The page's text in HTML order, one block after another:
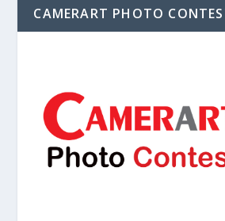
CAMERART PHOTO